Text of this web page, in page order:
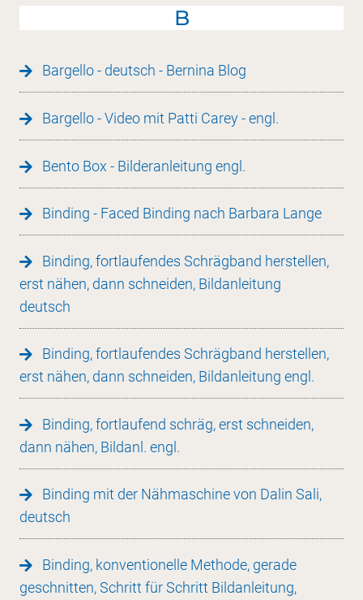
B
Bargello - deutsch - Bernina Blog
Bargello - Video mit Patti Carey - engl.
Bento Box - Bilderanleitung engl.
Binding - Faced Binding nach Barbara Lange
Binding, fortlaufendes Schrägband herstellen,
erst nähen, dann schneiden, Bildanleitung
deutsch
Binding, fortlaufendes Schrägband herstellen,
erst nähen, dann schneiden, Bildanleitung engl.
Binding, fortlaufend schräg, erst schneiden,
dann nähen, Bildanl. engl.
Binding mit der Nähmaschine von Dalin Sali,
deutsch
Binding, konventionelle Methode, gerade
geschnitten, Schritt für Schritt Bildanleitung,